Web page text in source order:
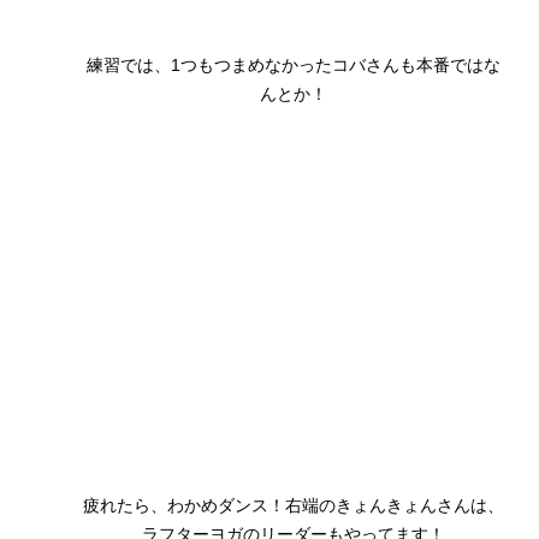
練習では、1つもつまめなかったコバさんも本番ではな
んとか！
疲れたら、わかめダンス！右端のきょんきょんさんは、
ラフターヨガのリーダーもやってます！